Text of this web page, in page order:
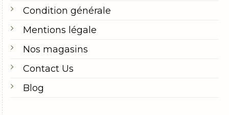
Condition générale
Mentions légale
Nos magasins
Contact Us
Blog